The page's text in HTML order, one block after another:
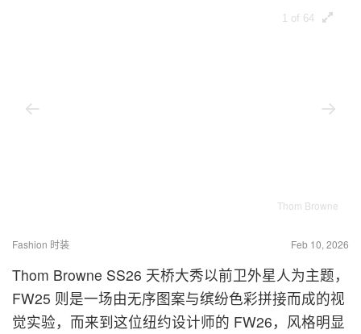
1 of 64
Thom Browne
Fashion 时装 Feb 10, 2026
Thom Browne SS26 天桥大秀以前卫外星人为主题，
FW25 则是一场由无序图案与缤纷色彩拼接而成的视
觉实验，而来到这位纽约设计师的 FW26，风格明显